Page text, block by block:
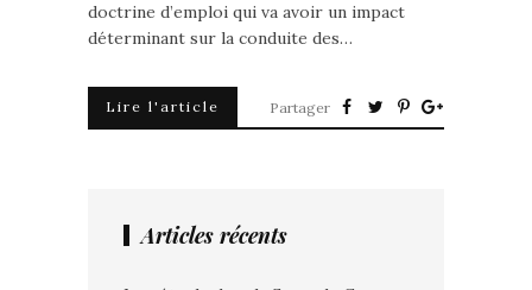
doctrine d’emploi qui va avoir un impact
déterminant sur la conduite des…
Lire l'article Partager
Articles récents